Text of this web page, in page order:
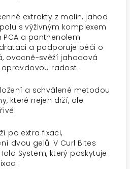
extrakty z malin, jahod
s výživným komplexem
a panthenolem.
a podporuje péči o
ovocně-svěží jahodová
radost.
a schválené metodou
které nejen drží, ale
po extra fixaci,
dvou gelů. V Curl Bites
System, který poskytuje